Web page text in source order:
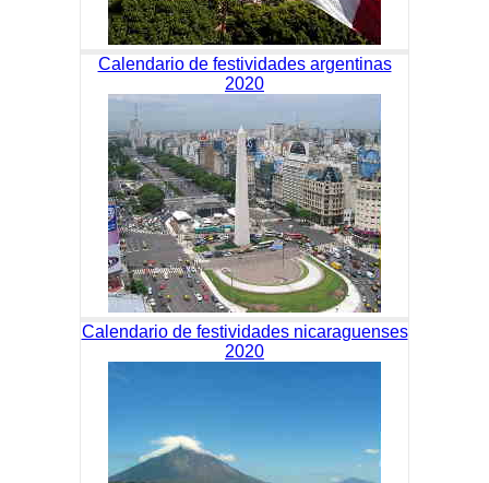
Calendario de festividades argentinas
2020
Calendario de festividades nicaraguenses
2020